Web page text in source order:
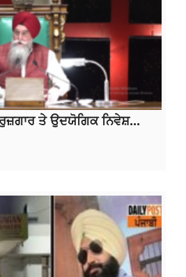
ਰੁਜ਼ਗਾਰ ਤੇ ਉਦਯੋਗਿਕ ਨਿਵੇਸ਼...